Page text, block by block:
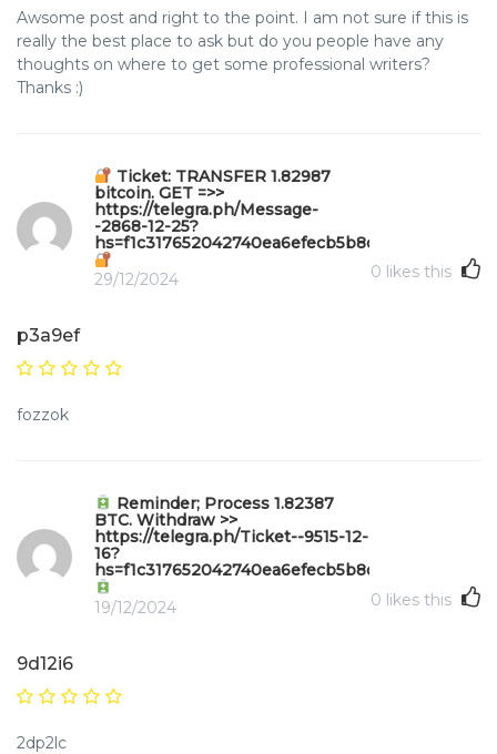
Awsome post and right to the point. I am not sure if this is
really the best place to ask but do you people have any
thoughts on where to get some professional writers?
Thanks :)
Ticket: TRANSFER 1.82987
bitcoin. GET =>>
https://telegra.ph/Message-
-2868-12-25?
hs=f1c317652042740ea6efecb5b8da571e&
29/12/2024
0 likes this
p3a9ef
fozzok
Reminder; Process 1.82387
BTC. Withdraw >>
https://telegra.ph/Ticket--9515-12-
16?
hs=f1c317652042740ea6efecb5b8da571e&
19/12/2024
0 likes this
9d12i6
2dp2lc